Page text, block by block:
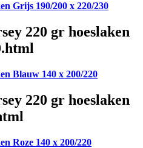
Grijs 190/200 x 220/230
220 gr hoeslaken
Blauw 140 x 200/220
220 gr hoeslaken
Roze 140 x 200/220